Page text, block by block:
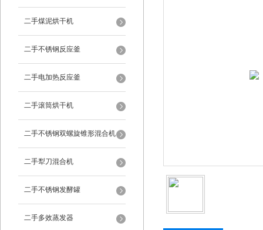
二手煤泥烘干机
二手不锈钢反应釜
二手电加热反应釜
二手滚筒烘干机
二手不锈钢双螺旋锥形混合机
二手犁刀混合机
二手不锈钢发酵罐
二手多效蒸发器